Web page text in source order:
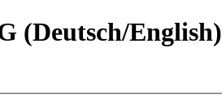
(Deutsch/English)